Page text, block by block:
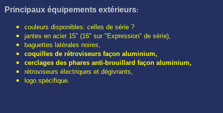
Principaux équipements extérieurs:
couleurs disponibles: celles de série ?
jantes en acier 15" (16" sur "Expression" de série),
baguettes latérales noires,
coquilles de rétroviseurs façon aluminium,
cerclages des phares anti-brouillard façon aluminium,
rétroviseurs électriques et dégivrants,
logo spécifique.